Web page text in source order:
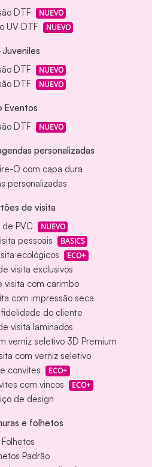
DTF
NUEVO
UV DTF NUEVO
Juveniles
DTF
NUEVO
DTF NUEVO
Eventos
DTF
NUEVO
personalizadas
O com capa dura
personalizadas
de visita
PVC
NUEVO
pessoais BASICS
ecológicos ECO+
visita exclusivos
visita com carimbo
com impressão seca
do cliente
visita laminados
verniz seletivo 3D Premium
com verniz seletivo
convites
ECO+
com vincos ECO+
de design
e folhetos
Folhetos
Padrão